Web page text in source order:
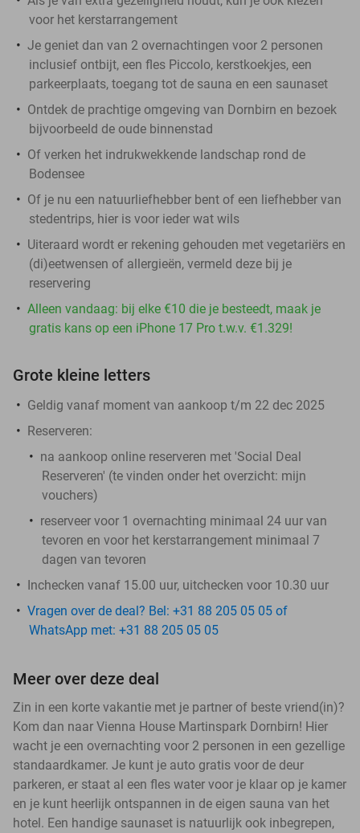
voor het kerstarrangement
Je geniet dan van 2 overnachtingen voor 2 personen
inclusief ontbijt, een fles Piccolo, kerstkoekjes, een
parkeerplaats, toegang tot de sauna en een saunaset
Ontdek de prachtige omgeving van Dornbirn en bezoek
bijvoorbeeld de oude binnenstad
Of verken het indrukwekkende landschap rond de
Bodensee
Of je nu een natuurliefhebber bent of een liefhebber van
stedentrips, hier is voor ieder wat wils
Uiteraard wordt er rekening gehouden met vegetariërs en
(di)eetwensen of allergieën, vermeld deze bij je
reservering
Alleen vandaag: bij elke €10 die je besteedt, maak je
gratis kans op een iPhone 17 Pro t.w.v. €1.329!
Grote kleine letters
Geldig vanaf moment van aankoop t/m 22 dec 2025
Reserveren:
na aankoop online reserveren met 'Social Deal
Reserveren' (te vinden onder het overzicht: mijn
vouchers)
reserveer voor 1 overnachting minimaal 24 uur van
tevoren en voor het kerstarrangement minimaal 7
dagen van tevoren
Inchecken vanaf 15.00 uur, uitchecken voor 10.30 uur
Vragen over de deal? Bel: +31 88 205 05 05 of
WhatsApp met: +31 88 205 05 05
Meer over deze deal
Zin in een korte vakantie met je partner of beste vriend(in)?
Kom dan naar Vienna House Martinspark Dornbirn! Hier
wacht je een overnachting voor 2 personen in een gezellige
standaardkamer. Je kunt je auto gratis voor de deur
parkeren, er staat al een fles water voor je klaar op je kamer
en je kunt heerlijk ontspannen in de eigen sauna van het
hotel. Een handige saunaset is natuurlijk ook inbegrepen,